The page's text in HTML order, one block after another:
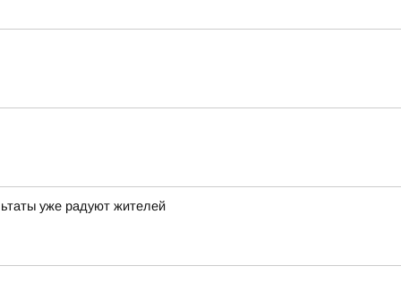
уже радуют жителей